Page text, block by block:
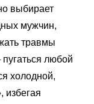
выбирает
мужчин,
травмы
любой
холодной,
избегая